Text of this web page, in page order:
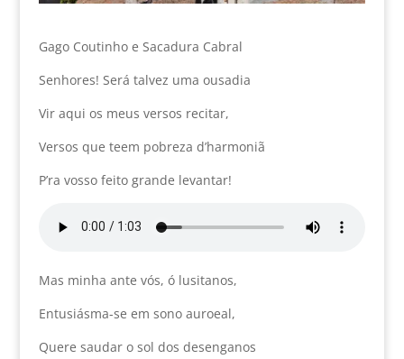
Gago Coutinho e Sacadura Cabral
Senhores! Será talvez uma ousadia
Vir aqui os meus versos recitar,
Versos que teem pobreza d’harmoniã
P’ra vosso feito grande levantar!
Mas minha ante vós, ó lusitanos,
Entusiásma-se em sono auroeal,
Quere saudar o sol dos desenganos